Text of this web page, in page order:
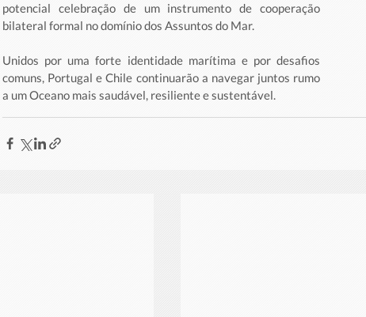
potencial celebração de um instrumento de cooperação
bilateral formal no domínio dos Assuntos do Mar.
Unidos por uma forte identidade marítima e por desafios
comuns, Portugal e Chile continuarão a navegar juntos rumo
a um Oceano mais saudável, resiliente e sustentável.